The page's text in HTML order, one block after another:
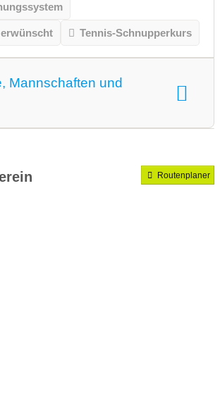
Tennis-Schnupperkurs
Mannschaften und
Routenplaner